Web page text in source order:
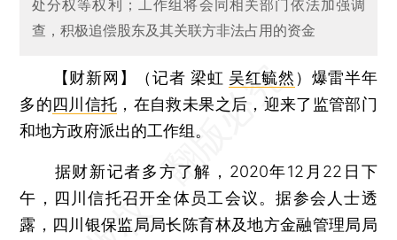
处分权等权利；工作组将会同相关部门依法加强调
查，积极追偿股东及其关联方非法占用的资金
【财新网】（记者 梁虹 吴红毓然 ） 爆雷半年
多的四川信托 ，在自救未果之后，迎来了监管部门
和地方政府派出的工作组。
据财新记者多方了解，2020年12月22日下
午，四川信托召开全体员工会议。据参会人士透
露，四川银保监局局长陈育林及地方金融管理局局